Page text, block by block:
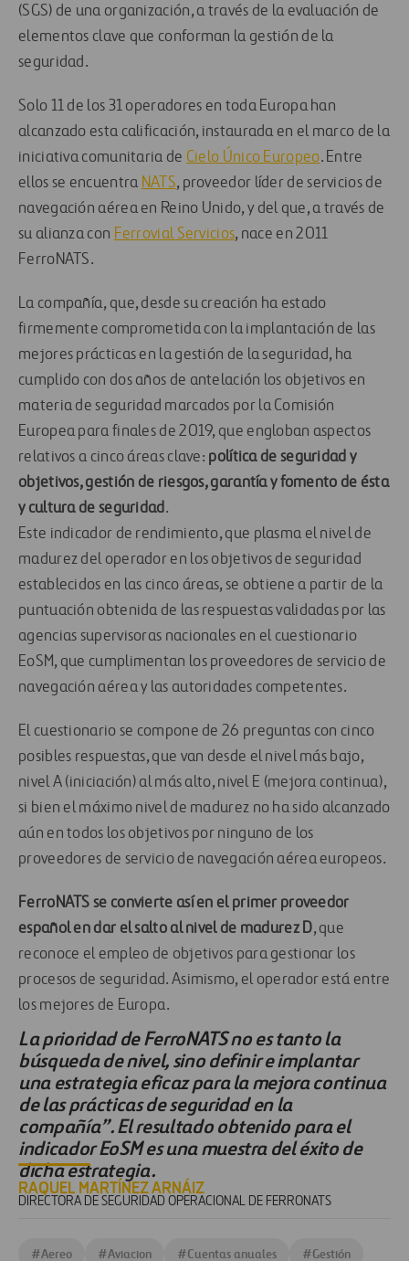
(SGS) de una organización, a través de la evaluación de
elementos clave que conforman la gestión de la
seguridad.
Solo 11 de los 31 operadores en toda Europa han
alcanzado esta calificación, instaurada en el marco de la
iniciativa comunitaria de Cielo Único Europeo. Entre
ellos se encuentra NATS, proveedor líder de servicios de
navegación aérea en Reino Unido, y del que, a través de
su alianza con Ferrovial Servicios, nace en 2011
FerroNATS.
La compañía, que, desde su creación ha estado
firmemente comprometida con la implantación de las
mejores prácticas en la gestión de la seguridad, ha
cumplido con dos años de antelación los objetivos en
materia de seguridad marcados por la Comisión
Europea para finales de 2019, que engloban aspectos
relativos a cinco áreas clave: política de seguridad y
objetivos, gestión de riesgos, garantía y fomento de ésta
y cultura de seguridad.
Este indicador de rendimiento, que plasma el nivel de
madurez del operador en los objetivos de seguridad
establecidos en las cinco áreas, se obtiene a partir de la
puntuación obtenida de las respuestas validadas por las
agencias supervisoras nacionales en el cuestionario
EoSM, que cumplimentan los proveedores de servicio de
navegación aérea y las autoridades competentes.
El cuestionario se compone de 26 preguntas con cinco
posibles respuestas, que van desde el nivel más bajo,
nivel A (iniciación) al más alto, nivel E (mejora continua),
si bien el máximo nivel de madurez no ha sido alcanzado
aún en todos los objetivos por ninguno de los
proveedores de servicio de navegación aérea europeos.
FerroNATS se convierte así en el primer proveedor
español en dar el salto al nivel de madurez D, que
reconoce el empleo de objetivos para gestionar los
procesos de seguridad. Asimismo, el operador está entre
los mejores de Europa.
La prioridad de FerroNATS no es tanto la
búsqueda de nivel, sino definir e implantar
una estrategia eficaz para la mejora continua
de las prácticas de seguridad en la
compañía”. El resultado obtenido para el
indicador EoSM es una muestra del éxito de
dicha estrategia.
RAQUEL MARTÍNEZ ARNÁIZ
DIRECTORA DE SEGURIDAD OPERACIONAL DE FERRONATS
#Aereo #Aviacion #Cuentas anuales #Gestión